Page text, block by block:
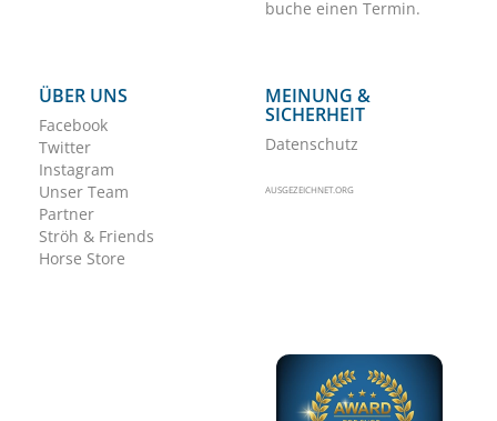
buche einen Termin.
ÜBER UNS
Facebook
Twitter
Instagram
Unser Team
Partner
Ströh & Friends
Horse Store
MEINUNG &
SICHERHEIT
Datenschutz
AUSGEZEICHNET.ORG